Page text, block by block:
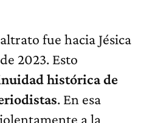
fue hacia Jésica
2023. Esto
histórica de
. En esa
a la